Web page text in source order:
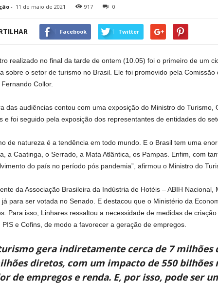
- 11 de maio de 2021 917 0
Facebook Twitter
realizado no final da tarde de ontem (10.05) foi o primeiro de um
sobre o setor de turismo no Brasil. Ele foi promovido pela
Collor.
das audiências contou com uma exposição do Ministro do
e foi seguido pela exposição dos representantes de entidades do
de natureza é a tendência em todo mundo. E o Brasil tem uma
a Caatinga, o Serrado, a Mata Atlântica, os Pampas. Enfim, com
do país no período pós pandemia”, afirmou o Ministro do
da Associação Brasileira da Indústria de Hotéis – ABIH
já para ser votada no Senado. E destacou que o Ministério da
Para isso, Linhares ressaltou a necessidade de medidas de
PIS e Cofins, de modo a favorecer a geração de empregos.
gera indiretamente cerca de 7 milhões
diretos, com um impacto de 550
de empregos e renda. E, por isso, pode ser